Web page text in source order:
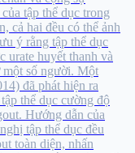
tập thể dục trong
cả hai đều có thể ảnh
ý rằng tập thể dục
urate huyết thanh và
một số người. Một
đã phát hiện ra
thể dục cường độ
Hướng dẫn của
tập thể dục đều
toàn diện, nhấn